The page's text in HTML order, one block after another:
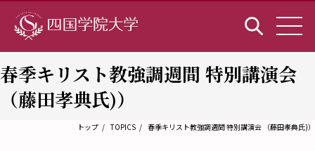
春季キリスト教強調週間 特別講演会
（藤田孝典氏)）
トップ TOPICS 春季キリスト教強調週間 特別講演会 （藤田孝典氏)）